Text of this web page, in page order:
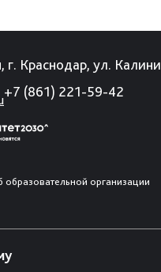
г. Краснодар, ул.
+7 (861) 221-59-42
образовательной организации